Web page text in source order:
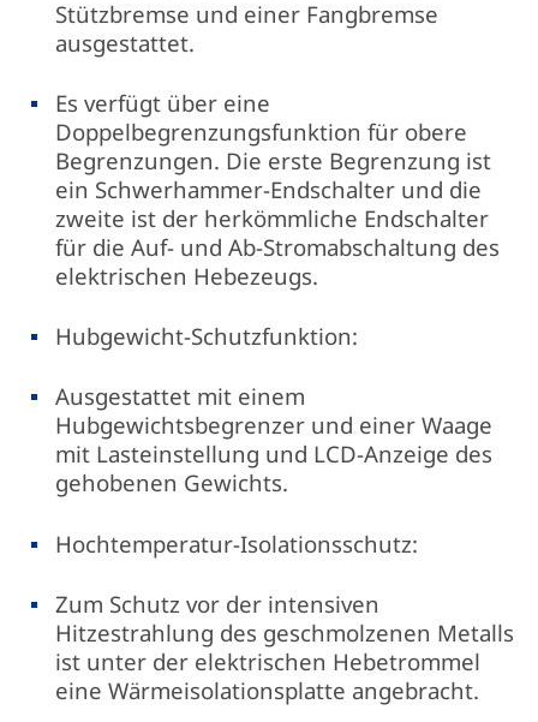
Stützbremse und einer Fangbremse
ausgestattet.
Es verfügt über eine
Doppelbegrenzungsfunktion für obere
Begrenzungen. Die erste Begrenzung ist
ein Schwerhammer-Endschalter und die
zweite ist der herkömmliche Endschalter
für die Auf- und Ab-Stromabschaltung des
elektrischen Hebezeugs.
Hubgewicht-Schutzfunktion:
Ausgestattet mit einem
Hubgewichtsbegrenzer und einer Waage
mit Lasteinstellung und LCD-Anzeige des
gehobenen Gewichts.
Hochtemperatur-Isolationsschutz:
Zum Schutz vor der intensiven
Hitzestrahlung des geschmolzenen Metalls
ist unter der elektrischen Hebetrommel
eine Wärmeisolationsplatte angebracht.